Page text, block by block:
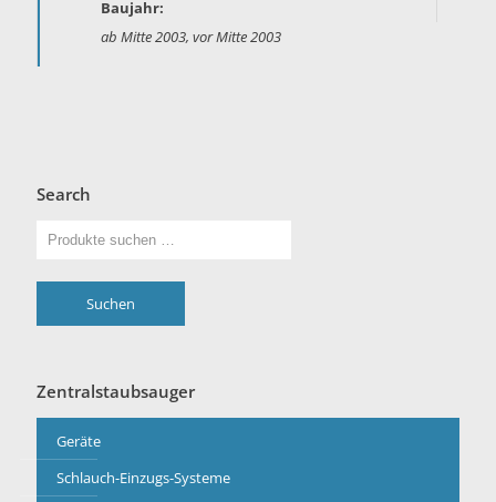
Baujahr:
ab Mitte 2003, vor Mitte 2003
Search
Suchen
Zentralstaubsauger
Geräte
Schlauch-Einzugs-Systeme